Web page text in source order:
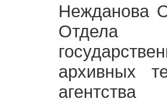
Нежданова
Отдела
архивных
агентства